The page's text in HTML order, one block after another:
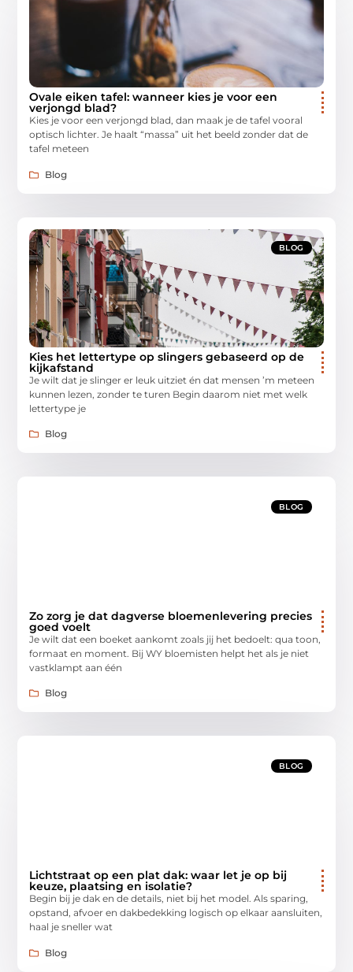
Ovale eiken tafel: wanneer kies je voor een
verjongd blad?
Kies je voor een verjongd blad, dan maak je de tafel vooral
optisch lichter. Je haalt “massa” uit het beeld zonder dat de
tafel meteen
Blog
BLOG
Kies het lettertype op slingers gebaseerd op de
kijkafstand
Je wilt dat je slinger er leuk uitziet én dat mensen ’m meteen
kunnen lezen, zonder te turen Begin daarom niet met welk
lettertype je
Blog
BLOG
Zo zorg je dat dagverse bloemenlevering precies
goed voelt
Je wilt dat een boeket aankomt zoals jij het bedoelt: qua toon,
formaat en moment. Bij WY bloemisten helpt het als je niet
vastklampt aan één
Blog
BLOG
Lichtstraat op een plat dak: waar let je op bij
keuze, plaatsing en isolatie?
Begin bij je dak en de details, niet bij het model. Als sparing,
opstand, afvoer en dakbedekking logisch op elkaar aansluiten,
haal je sneller wat
Blog